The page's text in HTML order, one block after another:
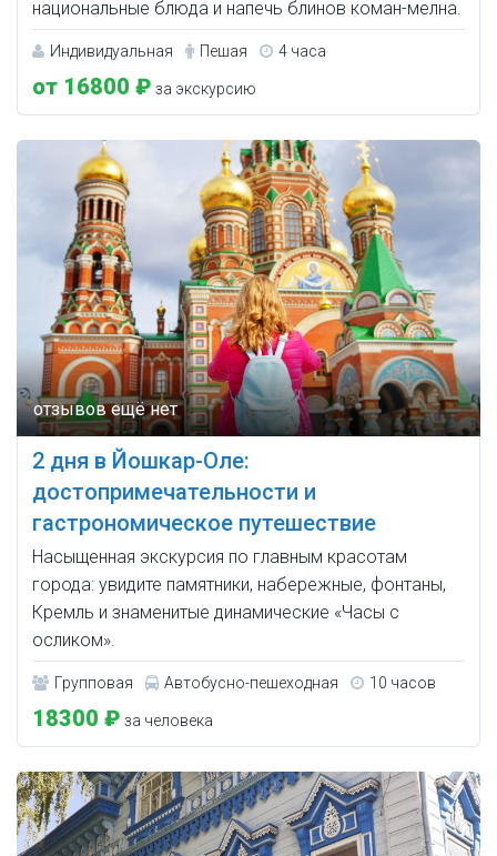
национальные блюда и напечь блинов коман-мелна.
Индивидуальная Пешая 4 часа
от 16800 ₽ за экскурсию
2 дня в Йошкар-Оле:
достопримечательности и
гастрономическое путешествие
Насыщенная экскурсия по главным красотам
города: увидите памятники, набережные, фонтаны,
Кремль и знаменитые динамические «Часы с
осликом».
Групповая Автобусно-пешеходная 10 часов
18300 ₽ за человека